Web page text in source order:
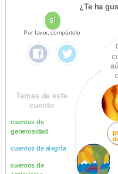
¿Te ha
Sí
Por favor, compártelo
Temas de este
cuento
cuentos de
generosidad
cuentos de alegría
cuentos de